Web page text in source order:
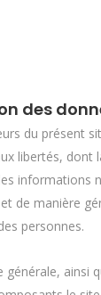
des
du présent
libertés, dont
informations
de manière
personnes.
générale, ainsi